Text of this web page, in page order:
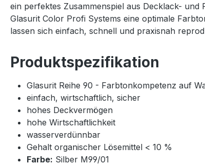
ein perfektes Zusammenspiel aus Decklack-
Glasurit Color Profi Systems eine optimale
lassen sich einfach, schnell und praxisnah
Produktspezifikation
Glasurit Reihe 90 - Farbtonkompetenz auf
einfach, wirtschaftlich, sicher
hohes Deckvermögen
hohe Wirtschaftlichkeit
wasserverdünnbar
Gehalt organischer Lösemittel < 10 %
Farbe: Silber M99/01